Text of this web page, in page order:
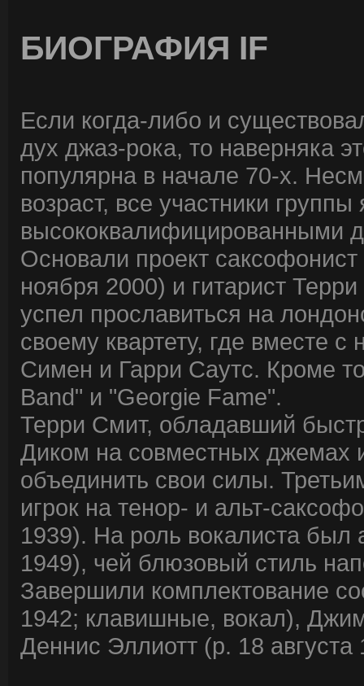
БИОГРАФИЯ IF
Если когда-либо и
дух джаз-рока, то наверняка
популярна в начале 70-х.
возраст, все участники группы
высококвалифицированными
Основали проект
ноября 2000) и гитарист
успел прославиться на
своему квартету, где вместе
Симен и Гарри Саутс. Кроме
Band" и "Georgie Fame".
Терри Смит, обладавший
Диком на совместных джемах
объединить свои силы.
игрок на тенор- и альт-
1939). На роль вокалиста был
1949), чей блюзовый стиль
Завершили комплектование
1942; клавишные, вокал),
Деннис Эллиотт (р. 18